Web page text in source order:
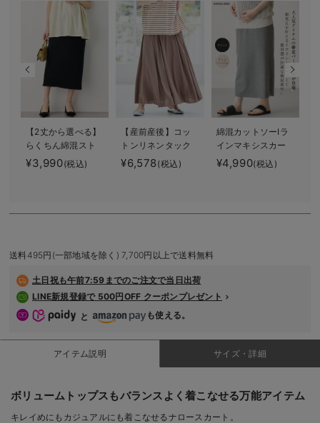
入院準備の持ち物チェック
【2丈から選べる】
らくちん綿混スト
レッチリブナロー
スカート マタニ
¥3,990(税込)
【産前産後】コッ
トンリネンタック
フレアスカート
【出産後も長く使
¥6,578(税込)
綿混カットソーIラ
インマキシスカー
ト マタニティ・
産後【出産後も長
¥4,990(税込)
送料495円(一部地域を除く) 7,700円以上で送料無料
土日祝も午前7:59までのご注文で当日出荷
LINE新規登録で 500円OFF クーポンプレゼント
と
も使える。
アイテム説明 サイズ・詳細
ボリュームトップスもバランスよく着こなせる万能アイテム
キレイめにもカジュアルにも着こなせるナロースカート。